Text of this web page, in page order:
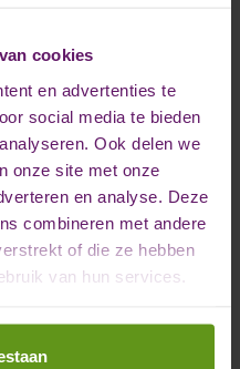
cookies
en advertenties te
social media te bieden
Ook delen we
onze site met onze
en analyse. Deze
combineren met andere
of die ze hebben
van hun services.